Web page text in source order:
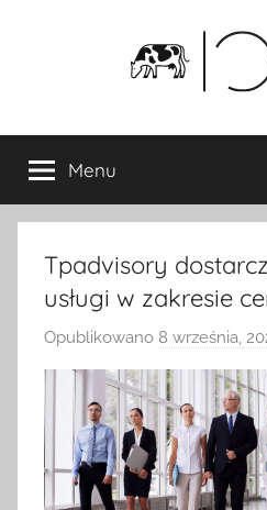
Menu
Tpadvisory
usługi w zakresie
Opublikowano 8 września,